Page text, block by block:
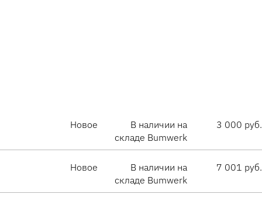
Новое
В наличии на
складе Bumwerk
3 000 руб.
Новое
В наличии на
складе Bumwerk
7 001 руб.